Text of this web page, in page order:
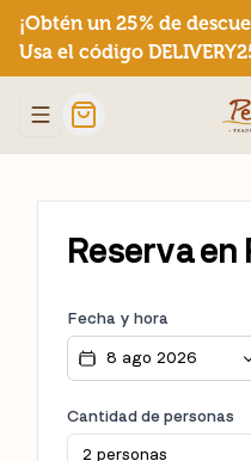
¡Obtén un 25% de
Usa el código
Abrir menu de